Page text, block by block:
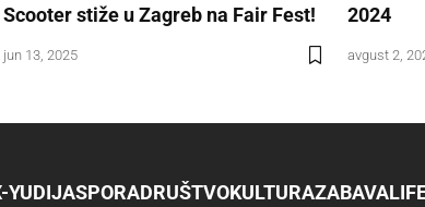
Scooter stiže u Zagreb na Fair Fest!
jun 13, 2025
2024
avgust 2,
YUDIJASPORADRUŠTVOKULTURAZABAVA